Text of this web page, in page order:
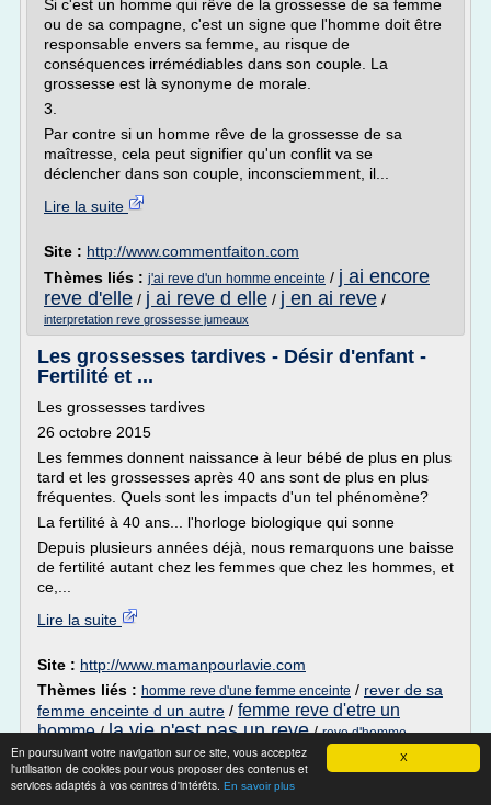
X
En poursuivant votre navigation sur ce site, vous acceptez
l'utilisation de cookies pour vous proposer des contenus et
services adaptés à vos centres d'intérêts. En savoir plus
Si c'est un homme qui rêve de la grossesse de sa femme
ou de sa compagne, c'est un signe que l'homme doit être
responsable envers sa femme, au risque de
conséquences irrémédiables dans son couple. La
grossesse est là synonyme de morale.
3.
Par contre si un homme rêve de la grossesse de sa
maîtresse, cela peut signifier qu'un conflit va se
déclencher dans son couple, inconsciemment, il...
Lire la suite
Site : http://www.commentfaiton.com
Thèmes liés : j'ai reve d'un homme enceinte / j ai encore
reve d'elle / j ai reve d elle / j en ai reve /
interpretation reve grossesse jumeaux
Les grossesses tardives - Désir d'enfant -
Fertilité et ...
Les grossesses tardives
26 octobre 2015
Les femmes donnent naissance à leur bébé de plus en plus
tard et les grossesses après 40 ans sont de plus en plus
fréquentes. Quels sont les impacts d'un tel phénomène?
La fertilité à 40 ans... l'horloge biologique qui sonne
Depuis plusieurs années déjà, nous remarquons une baisse
de fertilité autant chez les femmes que chez les hommes, et
ce,...
Lire la suite
Site : http://www.mamanpourlavie.com
Thèmes liés : homme reve d'une femme enceinte / rever de sa
femme enceinte d un autre / femme reve d'etre un
homme/la vie n'est pas un reve/reve d'homme
enceinte
Les huiles essentielles pour maigrir,